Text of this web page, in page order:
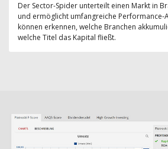
Der Sector-Spider unterteilt einen Markt in
und ermöglicht umfangreiche Performance-
können erkennen, welche Branchen
welche Titel das Kapital fließt.